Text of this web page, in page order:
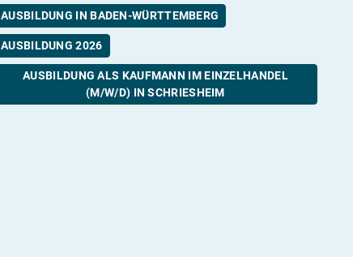
AUSBILDUNG IN BADEN-WÜRTTEMBERG
AUSBILDUNG 2026
AUSBILDUNG ALS KAUFMANN IM EINZELHANDEL
(M/W/D) IN SCHRIESHEIM